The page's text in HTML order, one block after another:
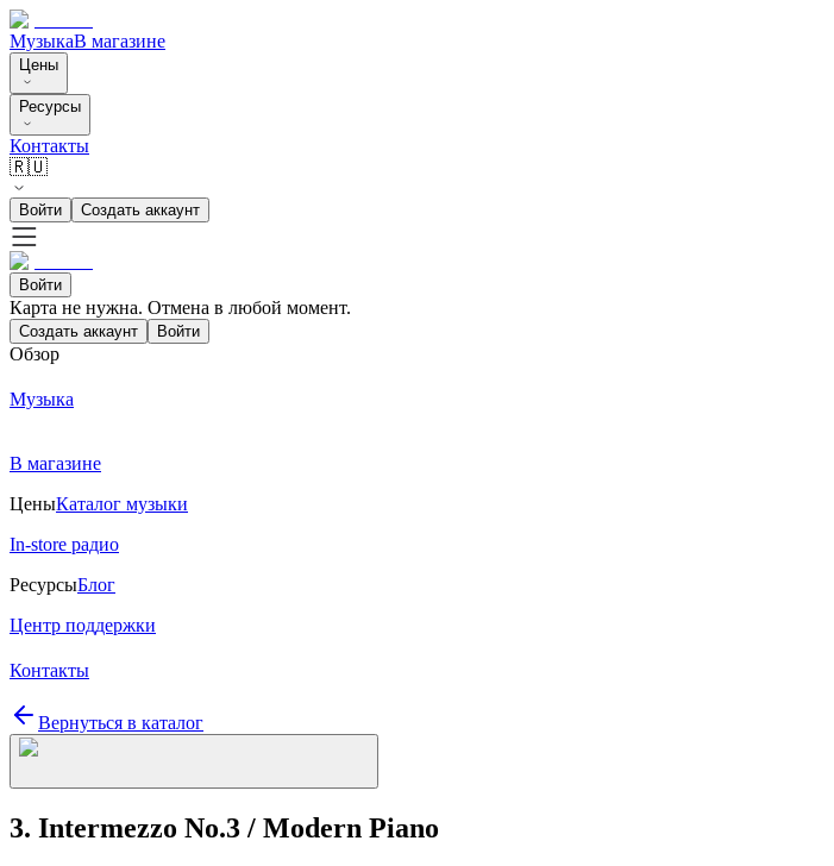
МузыкаВ магазине
Цены
Ресурсы
Контакты
🇷🇺
Войти Создать аккаунт
Войти
Карта не нужна. Отмена в любой момент.
Создать аккаунт Войти
Обзор
Музыка
В магазине
ЦеныКаталог музыки
In-store радио
РесурсыБлог
Центр поддержки
Контакты
Вернуться в каталог
3. Intermezzo No.3 / Modern Piano